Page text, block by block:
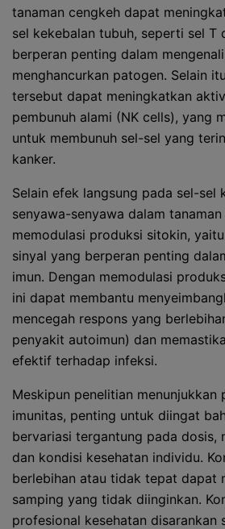
tanaman cengkeh dapat
sel kekebalan tubuh, seperti sel T
berperan penting dalam
menghancurkan patogen. Selain
tersebut dapat meningkatkan
pembunuh alami (NK cells), yang
untuk membunuh sel-sel yang
kanker.
Selain efek langsung pada sel-sel
senyawa-senyawa dalam
memodulasi produksi sitokin,
sinyal yang berperan penting
imun. Dengan memodulasi
ini dapat membantu
mencegah respons yang
penyakit autoimun) dan
efektif terhadap infeksi.
Meskipun penelitian menunjukkan
imunitas, penting untuk diingat
bervariasi tergantung pada dosis,
dan kondisi kesehatan individu.
berlebihan atau tidak tepat dapat
samping yang tidak diinginkan.
profesional kesehatan disarankan